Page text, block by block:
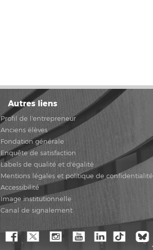
Autres liens
Profil de l'entrepreneur
Anciens élèves
Fondation générale
Enquête de satisfaction
Labels de qualité et d'égalité
Mentions légales et politique de confidentialité
Accessibilité
Image institutionnelle
Canal de signalement